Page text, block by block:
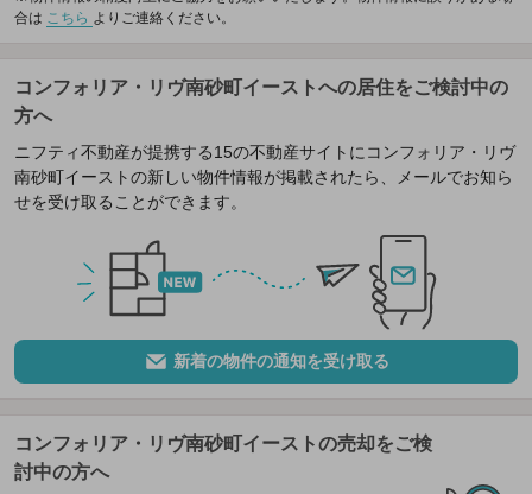
合は こちら よりご連絡ください。
コンフォリア・リヴ南砂町イーストへの居住をご検討中の
方へ
ニフティ不動産が提携する15の不動産サイトにコンフォリア・リヴ
南砂町イーストの新しい物件情報が掲載されたら、メールでお知ら
せを受け取ることができます。
新着の物件の通知を受け取る
コンフォリア・リヴ南砂町イーストの売却をご検
討中の方へ